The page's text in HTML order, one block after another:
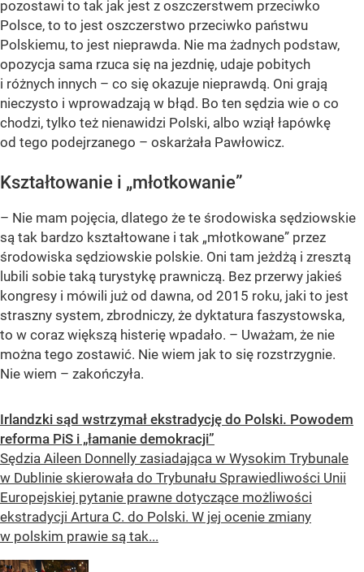
pozostawi to tak jak jest z oszczerstwem przeciwko
Polsce, to to jest oszczerstwo przeciwko państwu
Polskiemu, to jest nieprawda. Nie ma żadnych podstaw,
opozycja sama rzuca się na jezdnię, udaje pobitych
i różnych innych – co się okazuje nieprawdą. Oni grają
nieczysto i wprowadzają w błąd. Bo ten sędzia wie o co
chodzi, tylko też nienawidzi Polski, albo wziął łapówkę
od tego podejrzanego – oskarżała Pawłowicz.
Kształtowanie i „młotkowanie”
– Nie mam pojęcia, dlatego że te środowiska sędziowskie
są tak bardzo kształtowane i tak „młotkowane” przez
środowiska sędziowskie polskie. Oni tam jeżdżą i zresztą
lubili sobie taką turystykę prawniczą. Bez przerwy jakieś
kongresy i mówili już od dawna, od 2015 roku, jaki to jest
straszny system, zbrodniczy, że dyktatura faszystowska,
to w coraz większą histerię wpadało. – Uważam, że nie
można tego zostawić. Nie wiem jak to się rozstrzygnie.
Nie wiem – zakończyła.
Irlandzki sąd wstrzymał ekstradycję do Polski. Powodem
reforma PiS i „łamanie demokracji”
Sędzia Aileen Donnelly zasiadająca w Wysokim Trybunale
w Dublinie skierowała do Trybunału Sprawiedliwości Unii
Europejskiej pytanie prawne dotyczące możliwości
ekstradycji Artura C. do Polski. W jej ocenie zmiany
w polskim prawie są tak...